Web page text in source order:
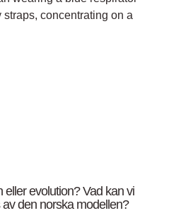
eller evolution? Vad kan vi
den norska modellen?